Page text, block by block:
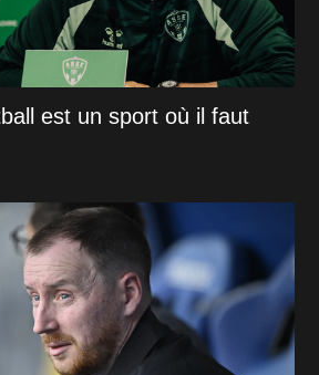
est un sport où il faut